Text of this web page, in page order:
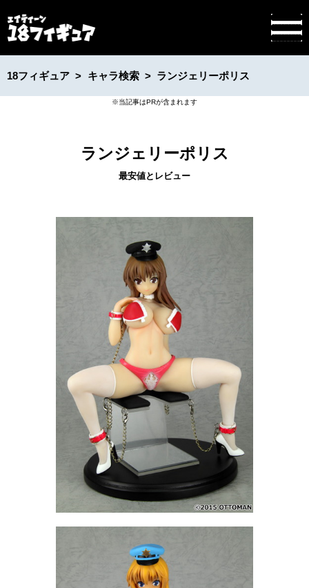
18フィギュア キャラ検索 ランジェリーポリス
ランジェリーポリス
最安値とレビュー